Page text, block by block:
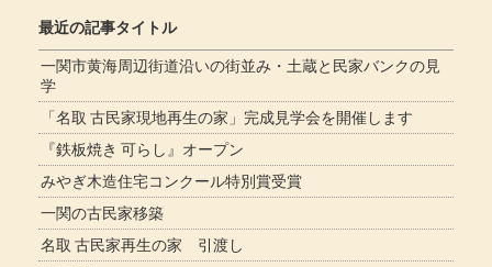
最近の記事タイトル
一関市黄海周辺街道沿いの街並み・土蔵と民家バンクの見
学
「名取 古民家現地再生の家」完成見学会を開催します
『鉄板焼き 可らし』オープン
みやぎ木造住宅コンクール特別賞受賞
一関の古民家移築
名取 古民家再生の家 引渡し